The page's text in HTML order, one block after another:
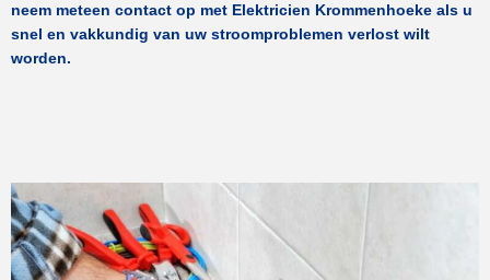
neem meteen contact op met Elektricien Krommenhoeke als u
snel en vakkundig van uw stroomproblemen verlost wilt
worden.